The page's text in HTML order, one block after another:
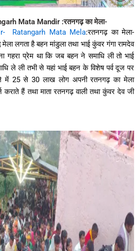
Mata Mandir :रतनगढ़ का मेला-
Ratangarh Mata Mela:रतनगढ़ का मेला-
लगता है बहन मांडुला तथा भाई कुंवर गंगा रामदेव
गहरा प्रेम था कि जब बहन ने समाधि ली तो भाई
ले ली तभी से यहां भाई बहन के विशेष पर्व दूज पर
में 25 से 30 लाख लोग अपनी रतनगढ़ का मेला
कराते हैं तथा माता रतनगढ़ वाली तथा कुंवर देव जी